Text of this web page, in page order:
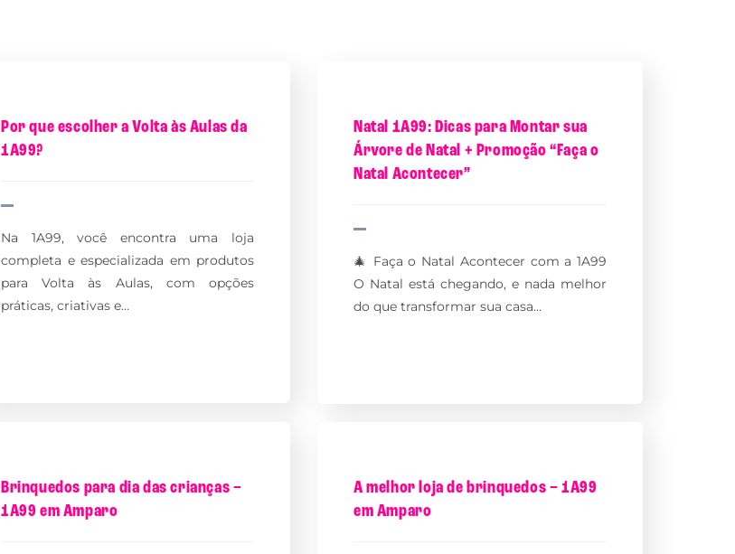
Por que escolher a Volta às Aulas da
1A99?
Na 1A99, você encontra uma loja
completa e especializada em produtos
para Volta às Aulas, com opções
práticas, criativas e…
Natal 1A99: Dicas para Montar sua
Árvore de Natal + Promoção “Faça o
Natal Acontecer”
🎄 Faça o Natal Acontecer com a 1A99
O Natal está chegando, e nada melhor
do que transformar sua casa…
Brinquedos para dia das crianças –
1A99 em Amparo
A melhor loja de brinquedos – 1A99
em Amparo